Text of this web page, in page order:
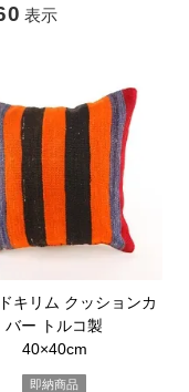
表示
キリム クッションカ
バー トルコ製
40×40cm
即納商品